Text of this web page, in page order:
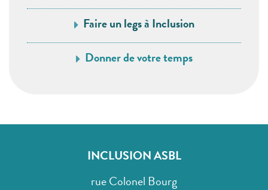
Faire un legs à Inclusion
Donner de votre temps
INCLUSION ASBL
rue Colonel Bourg